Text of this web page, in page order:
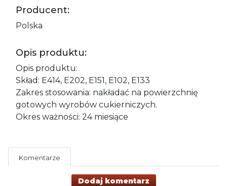
Producent:
Polska
Opis produktu:
Opis produktu:
Skład: Е414, Е202, Е151, Е102, Е133
Zakres stosowania: nakładać na powierzchnię
gotowych wyrobów cukierniczych.
Okres ważności: 24 miesiące
Komentarze
Dodaj komentarz